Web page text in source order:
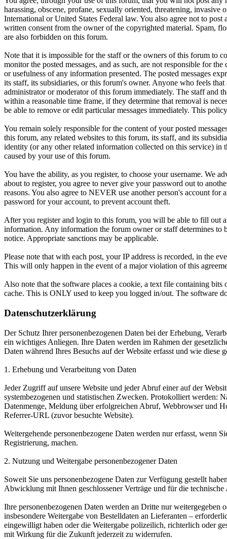
harassing, obscene, profane, sexually oriented, threatening,
International or United States Federal law. You also agree not to
written consent from the owner of the copyrighted material. Spam,
are also forbidden on this forum.
Note that it is impossible for the staff or the owners of this forum to
monitor the posted messages, and as such, are not responsible for
or usefulness of any information presented. The posted messages
its staff, its subsidiaries, or this forum's owner. Anyone who feels
administrator or moderator of this forum immediately. The staff and
within a reasonable time frame, if they determine that removal is
be able to remove or edit particular messages immediately. This
You remain solely responsible for the content of your posted
this forum, any related websites to this forum, its staff, and its
identity (or any other related information collected on this service)
caused by your use of this forum.
You have the ability, as you register, to choose your username. We
about to register, you agree to never give your password out to
reasons. You also agree to NEVER use another person's account
password for your account, to prevent account theft.
After you register and login to this forum, you will be able to fill out
information. Any information the forum owner or staff determines
notice. Appropriate sanctions may be applicable.
Please note that with each post, your IP address is recorded, in the
This will only happen in the event of a major violation of this
Also note that the software places a cookie, a text file containing
cache. This is ONLY used to keep you logged in/out. The software
Datenschutzerklärung
Der Schutz Ihrer personenbezogenen Daten bei der Erhebung,
ein wichtiges Anliegen. Ihre Daten werden im Rahmen der
Daten während Ihres Besuchs auf der Website erfasst und wie diese
1. Erhebung und Verarbeitung von Daten
Jeder Zugriff auf unsere Website und jeder Abruf einer auf der
systembezogenen und statistischen Zwecken. Protokolliert werden:
Datenmenge, Meldung über erfolgreichen Abruf, Webbrowser und
Referrer-URL (zuvor besuchte Website).
Weitergehende personenbezogene Daten werden nur erfasst, wenn
Registrierung, machen.
2. Nutzung und Weitergabe personenbezogener Daten
Soweit Sie uns personenbezogene Daten zur Verfügung gestellt
Abwicklung mit Ihnen geschlossener Verträge und für die
Ihre personenbezogenen Daten werden an Dritte nur
insbesondere Weitergabe von Bestelldaten an Lieferanten –
eingewilligt haben oder die Weitergabe polizeilich, richterlich oder
mit Wirkung für die Zukunft jederzeit zu widerrufen.